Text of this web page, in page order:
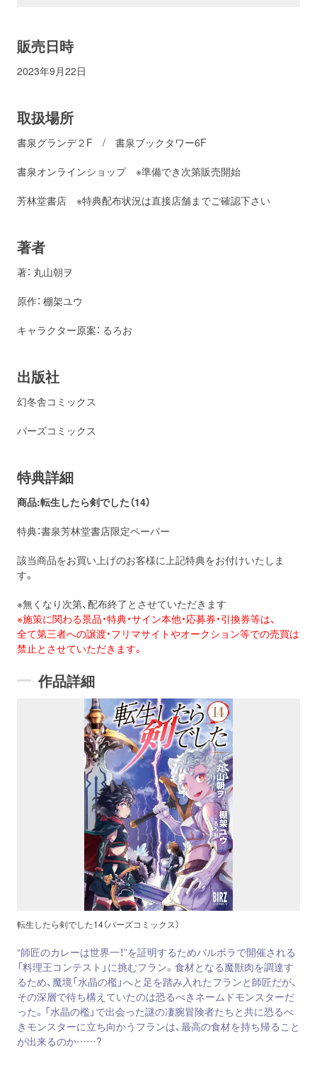
販売日時
2023年9月22日
取扱場所
書泉グランデ２F / 書泉ブックタワー6F
書泉オンラインショップ ※準備でき次第販売開始
芳林堂書店 ※特典配布状況は直接店舗までご確認下さい
著者
著： 丸山朝ヲ
原作： 棚架ユウ
キャラクター原案： るろお
出版社
幻冬舎コミックス
バーズコミックス
特典詳細
商品:転生したら剣でした（14）
特典：書泉芳林堂書店限定ペーパー
該当商品をお買い上げのお客様に上記特典をお付けいたしま
す。
※無くなり次第、配布終了とさせていただきます
※施策に関わる景品・特典・サイン本他・応募券・引換券等は、
全て第三者への譲渡・フリマサイトやオークション等での売買は
禁止とさせていただきます。
作品詳細
転生したら剣でした14（バーズコミックス）
“師匠のカレーは世界一！”を証明するためバルボラで開催される
「料理王コンテスト」に挑むフラン。食材となる魔獣肉を調達す
るため、魔境「水晶の檻」へと足を踏み入れたフランと師匠だが、
その深層で待ち構えていたのは恐るべきネームドモンスターだ
った。「水晶の檻」で出会った謎の凄腕冒険者たちと共に恐るべ
きモンスターに立ち向かうフランは、最高の食材を持ち帰ること
が出来るのか……?